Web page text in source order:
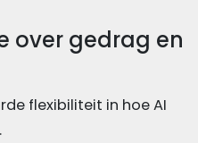
over gedrag en
flexibiliteit in hoe AI